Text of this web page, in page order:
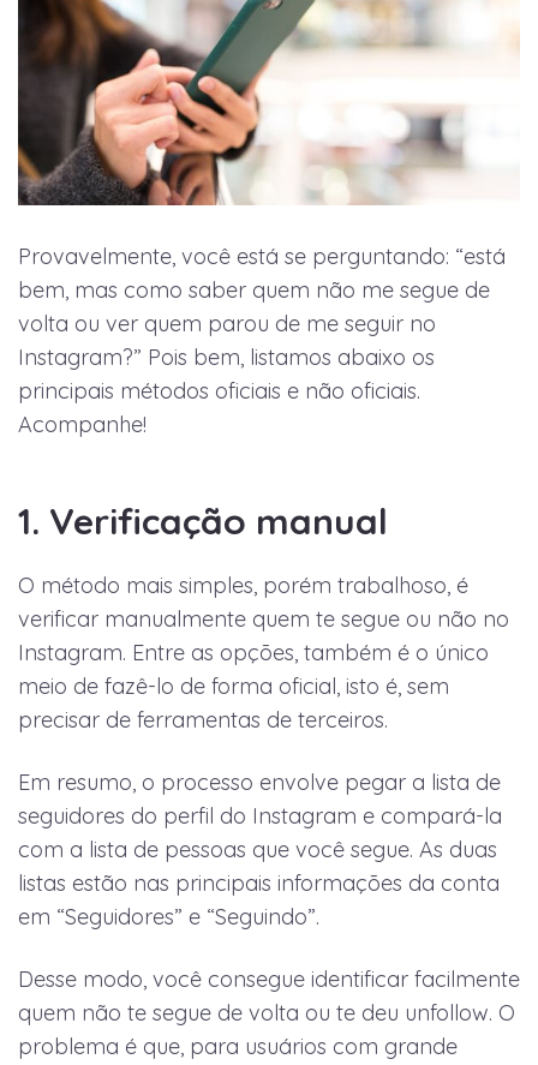
Provavelmente, você está se perguntando: “está
bem, mas como saber quem não me segue de
volta ou ver quem parou de me seguir no
Instagram?” Pois bem, listamos abaixo os
principais métodos oficiais e não oficiais.
Acompanhe!
1. Verificação manual
O método mais simples, porém trabalhoso, é
verificar manualmente quem te segue ou não no
Instagram. Entre as opções, também é o único
meio de fazê-lo de forma oficial, isto é, sem
precisar de ferramentas de terceiros.
Em resumo, o processo envolve pegar a lista de
seguidores do perfil do Instagram e compará-la
com a lista de pessoas que você segue. As duas
listas estão nas principais informações da conta
em “Seguidores” e “Seguindo”.
Desse modo, você consegue identificar facilmente
quem não te segue de volta ou te deu unfollow. O
problema é que, para usuários com grande